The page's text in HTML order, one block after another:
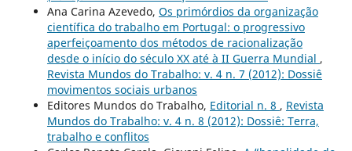
Ana Carina Azevedo, Os primórdios da organização
científica do trabalho em Portugal: o progressivo
aperfeiçoamento dos métodos de racionalização
desde o início do século XX até à II Guerra Mundial ,
Revista Mundos do Trabalho: v. 4 n. 7 (2012): Dossiê
movimentos sociais urbanos
Editores Mundos do Trabalho, Editorial n. 8 , Revista
Mundos do Trabalho: v. 4 n. 8 (2012): Dossiê: Terra,
trabalho e conflitos